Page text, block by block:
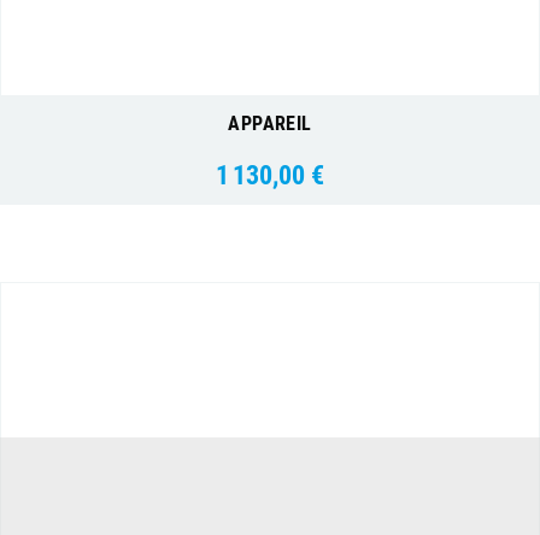
APPAREIL
Prix
1 130,00 €